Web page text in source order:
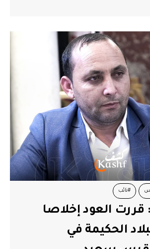
#نائب
قررت العود إخلاصا
الحكيمة في